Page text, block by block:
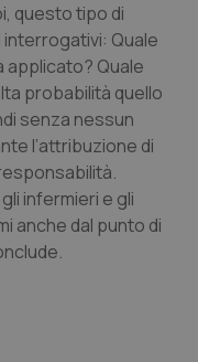
Ulcerosa
questo tipo di
Quale
Quale
probabilità quello
senza nessun
l’attribuzione di
infermieri e gli
anche dal punto di